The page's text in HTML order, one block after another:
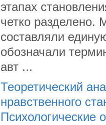
этапах
четко разделено.
составляли
обозначали
авт ...
Теоретический
нравственного
Психологические